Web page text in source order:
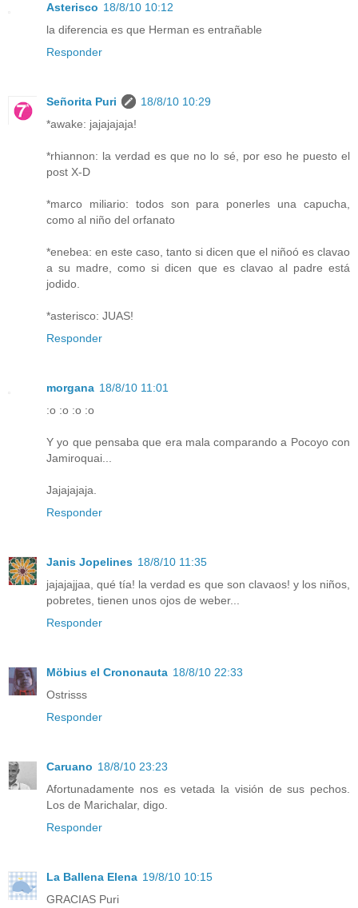
Asterisco 18/8/10 10:12
la diferencia es que Herman es entrañable
Responder
Señorita Puri
18/8/10 10:29
*awake: jajajajaja!
*rhiannon: la verdad es que no lo sé, por eso he puesto el
post X-D
*marco miliario: todos son para ponerles una capucha,
como al niño del orfanato
*enebea: en este caso, tanto si dicen que el niñoó es clavao
a su madre, como si dicen que es clavao al padre está
jodido.
*asterisco: JUAS!
Responder
morgana 18/8/10 11:01
:o :o :o :o
Y yo que pensaba que era mala comparando a Pocoyo con
Jamiroquai...
Jajajajaja.
Responder
Janis Jopelines 18/8/10 11:35
jajajajjaa, qué tía! la verdad es que son clavaos! y los niños,
pobretes, tienen unos ojos de weber...
Responder
Möbius el Crononauta 18/8/10 22:33
Ostrisss
Responder
Caruano 18/8/10 23:23
Afortunadamente nos es vetada la visión de sus pechos.
Los de Marichalar, digo.
Responder
La Ballena Elena 19/8/10 10:15
GRACIAS Puri